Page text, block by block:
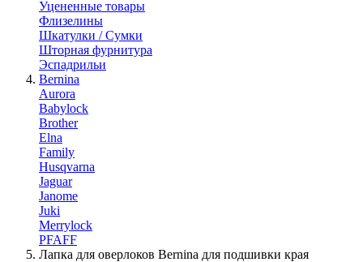
Уцененные товары
Флизелины
Шкатулки / Сумки
Шторная фурнитура
Эспадрильи
Bernina
Aurora
Babylock
Brother
Elna
Family
Husqvarna
Jaguar
Janome
Juki
Merrylock
PFAFF
Лапка для оверлоков Bernina для подшивки края